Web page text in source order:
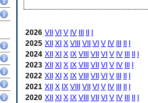
2026 VII VI V IV
2025 XII XI X VIII VII VI V IV
2024 XII XI X IX VIII VII VI V IV
2023 XII XI X IX VIII VII VI V IV
2022 XII XI X IX VIII VII VI V
2021 XII X IX VIII VII VI V IV
2020 XII XI X IX VIII VII VI V IV